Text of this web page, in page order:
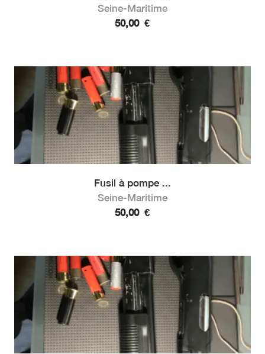
Seine-Maritime
50,00 €
Fusil à pompe ...
Seine-Maritime
50,00 €